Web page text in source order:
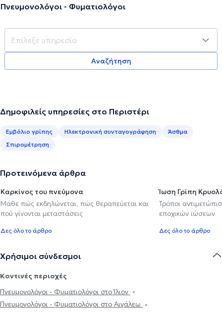
Πνευμονολόγοι - Φυματιολόγοι
Αναζήτηση
Δημοφιλείς υπηρεσίες στο Περιστέρι
Εμβόλιο γρίπης Ηλεκτρονική συνταγογράφηση
Άσθμα
Σπιρομέτρηση
Προτεινόμενα άρθρα
Καρκίνος του πνεύμονα
Μάθε πώς εκδηλώνεται, πώς θεραπεύεται και
πού γίνονται μεταστάσεις
Δες όλο το άρθρο
Ίωση Γρίπη
Τρόποι
εποχικών ιώσεων
Δες όλο το άρθρο
Χρήσιμοι σύνδεσμοι
Κοντινές περιοχές
Πνευμονολόγοι - Φυματιολόγοι στο Ίλιον
Πνευμονολόγοι - Φυματιολόγοι στο Αιγάλεω